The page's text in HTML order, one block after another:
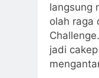
langsung
olah raga
jadi cakep